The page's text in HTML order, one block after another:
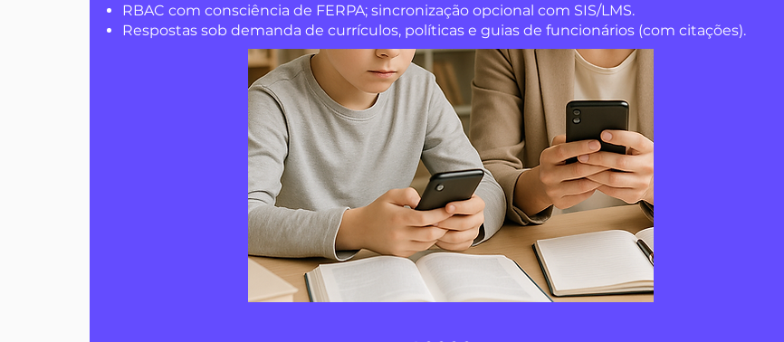
RBAC com consciência de FERPA; sincronização opcional com SIS/LMS.
Respostas sob demanda de currículos, políticas e guias de funcionários (com citações).